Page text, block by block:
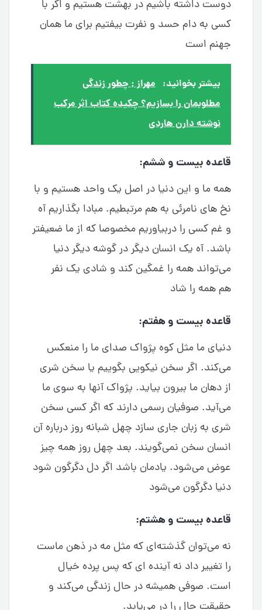
دوست داشته باشیم در بهشت هستیم و اگر با
کسی به دام حسد و نفرت بیفتیم برای ما همان
جهنم است
بیشتر بخوانید: مهراز ; چطور زندگی
مطلوبمان را بسازیم؟ چکیده کتاب اثر مرکب
نوشته دارن هاردی
قاعده بیست و ششم:
همه ما و این دنیا در اصل یک واحد هستیم و با
نخ های نامرئی به هم مرتبطیم. مبادا بگذاریم آه
و غم کسی را دربیاوریم مخصوصا که از ما ضعیفتر
باشد. آه یک انسان دیگر در گوشه دیگر دنیا
می‌تواند همه را غمگین کند و شادی یک نفر
هم همه را شاد
قاعده بیست و هفتم:
دنیای ما مثل کوه پژواک صدای ما را منعکس
می‌کند. اگر سخن نیکویی بگوییم یا سخن شری
از دهان ما بیرون بیاید. پژواک آنها به سوی ما
می‌آید. صوفیان رسمی دارند که اگر کسی سخن
شری به زبان جاری سازد چهل شبانه روز درباره آن
انسان سخن نمی‌گویند. بعد چهل روز همه چیز
عوض می‌شود. یادمان باشد اگر دل دگرگون شود
دنیا دگرگون می‌شود
قاعده بیست و هشتم:
نه می‌توان گذشته‌ای که مثل مه در ذهن ماست
را تغییر داد نه آینده ای که پس پرده خیال
است. صوفی همیشه در حال زندگی می‌کند و
حقیقت حال را در می‌یابد.